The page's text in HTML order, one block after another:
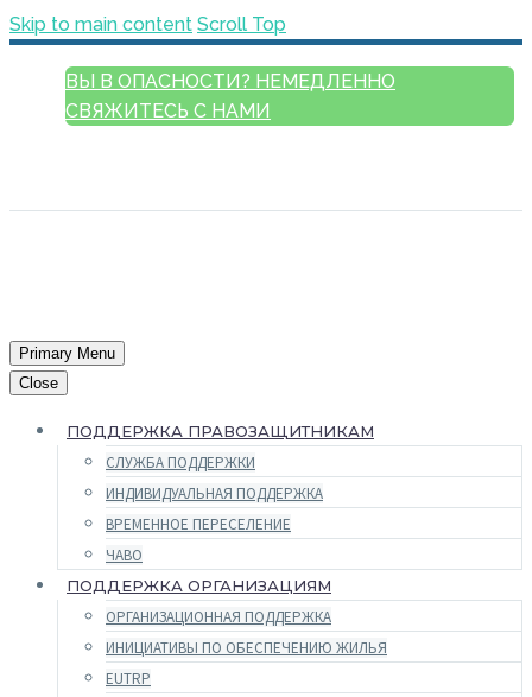
Skip to main content Scroll Top
ВЫ В ОПАСНОСТИ? НЕМЕДЛЕННО
СВЯЖИТЕСЬ С НАМИ
Primary Menu
Close
ПОДДЕРЖКА ПРАВОЗАЩИТНИКАМ
СЛУЖБА ПОДДЕРЖКИ
ИНДИВИДУАЛЬНАЯ ПОДДЕРЖКА
ВРЕМЕННОЕ ПЕРЕСЕЛЕНИЕ
ЧАВО
ПОДДЕРЖКА ОРГАНИЗАЦИЯМ
ОРГАНИЗАЦИОННАЯ ПОДДЕРЖКА
ИНИЦИАТИВЫ ПО ОБЕСПЕЧЕНИЮ ЖИЛЬЯ
EUTRP